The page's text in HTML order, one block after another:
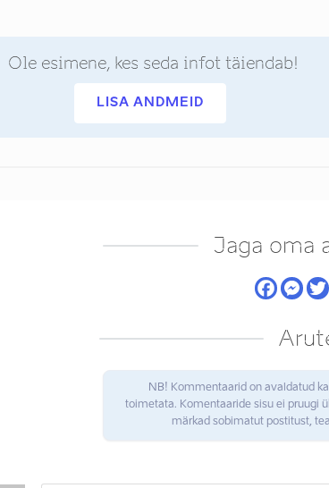
Ole esimene, kes seda infot täiendab!
LISA ANDMEID
Jaga oma
NB! Kommentaarid on avaldatud
toimetata. Komentaaride sisu ei pruugi
märkad sobimatut postitust,